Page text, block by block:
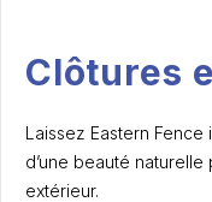
Clôtures
Laissez Eastern
d’une beauté
extérieur.